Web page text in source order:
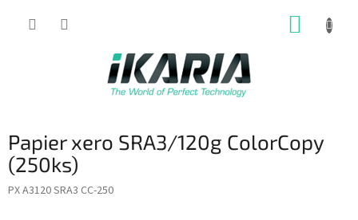
Papier xero SRA3/120g ColorCopy
(250ks)
PX A3120 SRA3 CC-250